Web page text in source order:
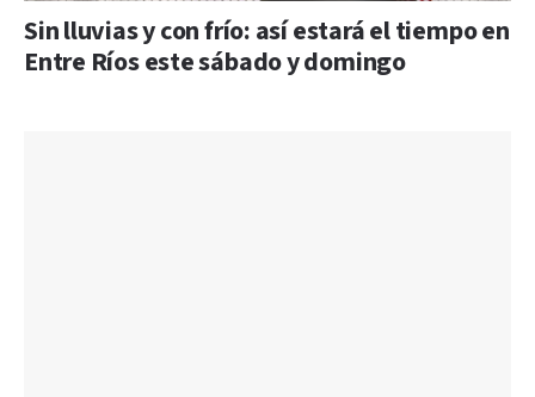
Sin lluvias y con frío: así estará el tiempo en
Entre Ríos este sábado y domingo